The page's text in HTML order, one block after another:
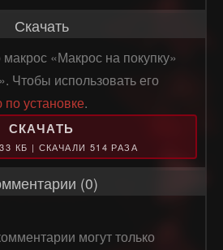
Скачать
«Макрос на покупку»
Чтобы использовать его
по установке.
СКАЧАТЬ
КБ | СКАЧАЛИ 514 РАЗА
(0)
могут только